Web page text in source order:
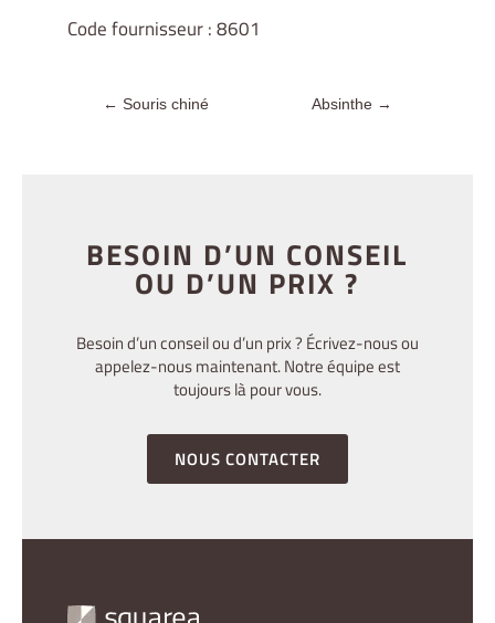
Code fournisseur : 8601
←Souris chiné Absinthe→
BESOIN D’UN CONSEIL
OU D’UN PRIX ?
Besoin d’un conseil ou d’un prix ? Écrivez-nous ou
appelez-nous maintenant. Notre équipe est
toujours là pour vous.
NOUS CONTACTER